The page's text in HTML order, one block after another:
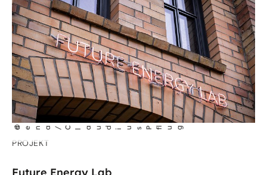
©
dena/C l
aud i
us P f lug
PROJEKT
Future Energy Lab